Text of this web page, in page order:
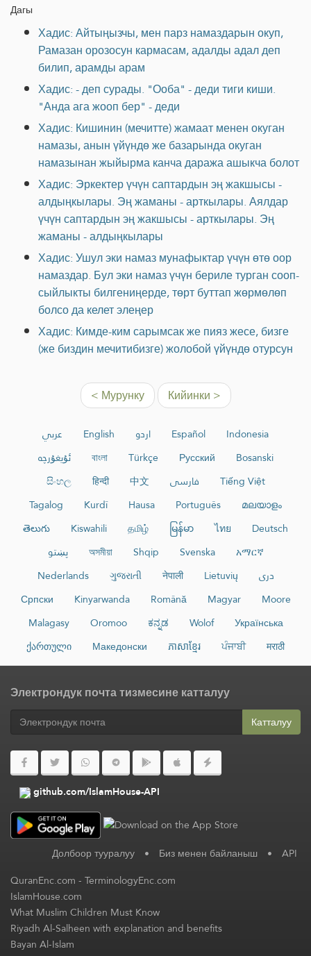
Дагы
Хадис: Айтыңызчы, мен парз намаздарын окуп,
Рамазан орозосун кармасам, адалды адал деп
билип, арамды арам
Хадис: - деп сурады. "Ооба" - деди тиги киши.
"Анда ага жооп бер" - деди
Хадис: Кишинин (мечитте) жамаат менен окуган
намазы, анын үйүндө же базарында окуган
намазынан жыйырма канча даража ашыкча болот
Хадис: Эркектер үчүн саптардын эң жакшысы -
алдыңкылары. Эң жаманы - арткылары. Аялдар
үчүн саптардын эң жакшысы - арткылары. Эң
жаманы - алдыңкылары
Хадис: Ушул эки намаз мунафыктар үчүн өтө оор
намаздар. Бул эки намаз үчүн бериле турган сооп-
сыйлыкты билгениңерде, төрт буттап жөрмөлөп
болсо да келет элеңер
Хадис: Кимде-ким сарымсак же пияз жесе, бизге
(же биздин мечитибизге) жолобой үйүндө отурсун
< Мурунку Кийинки >
عربي English اردو Español
Indonesia
ئۇيغۇرچە
বাংলা Türkçe Русский
Bosanski
සිංහල
हिन्दी 中文 فارسی
Tiếng Việt
Tagalog
Kurdî Hausa Português
മലയാളം
తెలుగు
Kiswahili தமிழ் မြန်မာ ไทย
Deutsch
پښتو
অসমীয়া Shqip Svenska
አማርኛ
Nederlands
ગુજરાતી नेपाली Lietuvių
دری
Српски
Kinyarwanda Română Magyar
Moore
Malagasy
Oromoo ಕನ್ನಡ Wolof
Українська
ქართული
Македонски ភាសាខ្មែរ ਪੰਜਾਬੀ मराठी
Электрондук почта тизмесине катталуу
Катталуу
github.com/IslamHouse-API
Долбоор тууралуу • Биз менен байланыш • API
QuranEnc.com-TerminologyEnc.com
IslamHouse.com
What Muslim Children Must Know
Riyadh Al-Salheen with explanation and benefits
Bayan Al-Islam